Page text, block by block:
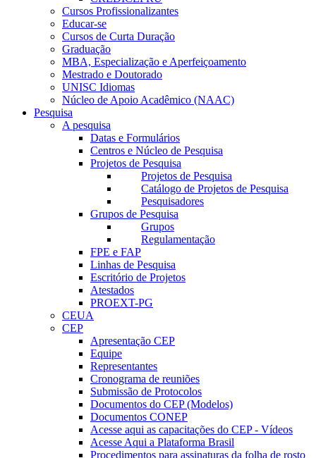
Cursos Profissionalizantes
Educar-se
Cursos de Curta Duração
Graduação
MBA, Especialização e Aperfeiçoamento
Mestrado e Doutorado
UNISC Idiomas
Núcleo de Apoio Acadêmico (NAAC)
Pesquisa
A pesquisa
Datas e Formulários
Centros e Núcleo de Pesquisa
Projetos de Pesquisa
Projetos de Pesquisa
Catálogo de Projetos de Pesquisa
Pesquisadores
Grupos de Pesquisa
Grupos
Regulamentação
FPE e FAP
Linhas de Pesquisa
Escritório de Projetos
Atestados
PROEXT-PG
CEUA
CEP
Apresentação CEP
Equipe
Representantes
Cronograma de reuniões
Submissão de Protocolos
Documentos do CEP (Modelos)
Documentos CONEP
Acesse aqui as capacitações do CEP - Vídeos
Acesse Aqui a Plataforma Brasil
Procedimentos para assinaturas da folha de rosto